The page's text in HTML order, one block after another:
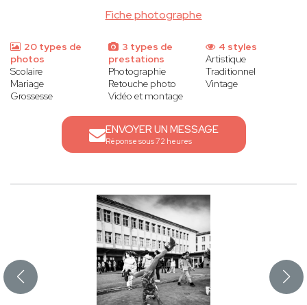
Fiche photographe
20 types de
photos
Scolaire
Mariage
Grossesse
3 types de
prestations
Photographie
Retouche photo
Vidéo et montage
4 styles
Artistique
Traditionnel
Vintage
ENVOYER UN MESSAGE
Réponse sous 72 heures